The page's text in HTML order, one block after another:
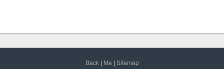
Back| Me | Sitemap